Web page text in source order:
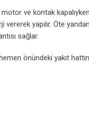
ve kontak
vererek yapılır. Öte
sağlar.
önündeki yakıt